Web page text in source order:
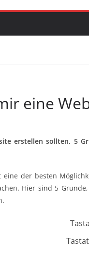
eine
erstellen sollten. 5
eine der besten
Hier sind 5